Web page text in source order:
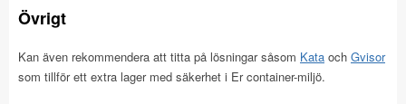
Övrigt
Kan även rekommendera att titta på lösningar såsom Kata och Gvisor
som tillför ett extra lager med säkerhet i Er container-miljö.